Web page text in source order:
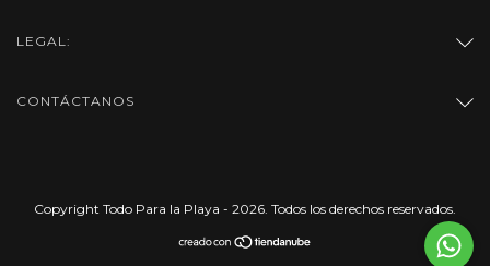
LEGAL:
CONTÁCTANOS
Copyright Todo Para la Playa - 2026. Todos los derechos reservados.